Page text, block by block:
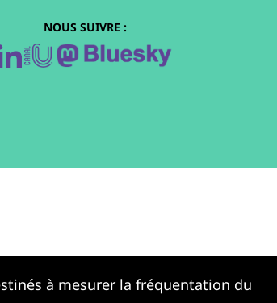
NOUS SUIVRE :
à mesurer la fréquentation du